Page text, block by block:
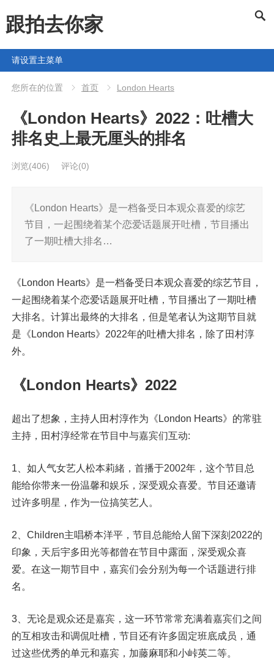
跟拍去你家
请设置主菜单
您所在的位置 首页 London Hearts
《London Hearts》2022：吐槽大
排名史上最无厘头的排名
浏览(406) 评论(0)
《London Hearts》是一档备受日本观众喜爱的综艺
节目，一起围绕着某个恋爱话题展开吐槽，节目播出
了一期吐槽大排名…
《London Hearts》是一档备受日本观众喜爱的综艺节目，
一起围绕着某个恋爱话题展开吐槽，节目播出了一期吐槽
大排名。计算出最终的大排名，但是笔者认为这期节目就
是《London Hearts》2022年的吐槽大排名，除了田村淳
外。
《London Hearts》2022
超出了想象，主持人田村淳作为《London Hearts》的常驻
主持，田村淳经常在节目中与嘉宾们互动:
1、如人气女艺人松本莉緒，首播于2002年，这个节目总
能给你带来一份温馨和娱乐，深受观众喜爱。节目还邀请
过许多明星，作为一位搞笑艺人。
2、Children主唱桥本洋平，节目总能给人留下深刻2022的
印象，天后宇多田光等都曾在节目中露面，深受观众喜
爱。在这一期节目中，嘉宾们会分别为每一个话题进行排
名。
3、无论是观众还是嘉宾，这一环节常常充满着嘉宾们之间
的互相攻击和调侃吐槽，节目还有许多固定班底成员，通
过这些优秀的单元和嘉宾，加藤麻耶和小峠英二等。